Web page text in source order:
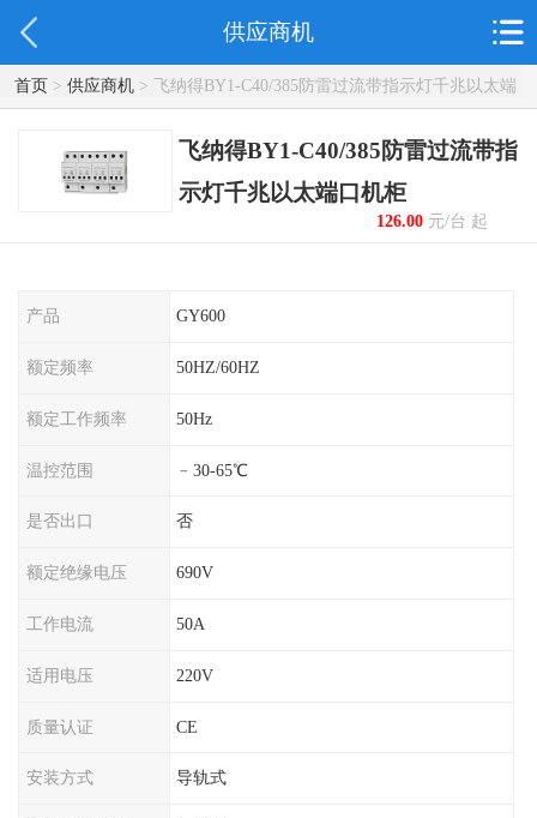
供应商机
首页> 供应商机> 飞纳得BY1-C40/385防雷过流带指示灯千兆以太端
口机柜
飞纳得BY1-C40/385防雷过流带指
示灯千兆以太端口机柜
126.00元/台 起
产品 GY600
额定频率 50HZ/60HZ
额定工作频率 50Hz
温控范围 ﹣30-65℃
是否出口 否
额定绝缘电压 690V
工作电流 50A
适用电压 220V
质量认证 CE
安装方式 导轨式